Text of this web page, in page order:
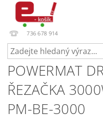
736 678 914
POWERMAT
ŘEZAČKA
PM-BE-3000